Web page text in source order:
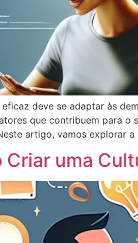
eficaz deve se adaptar às
que contribuem para o
artigo, vamos explorar
Criar uma